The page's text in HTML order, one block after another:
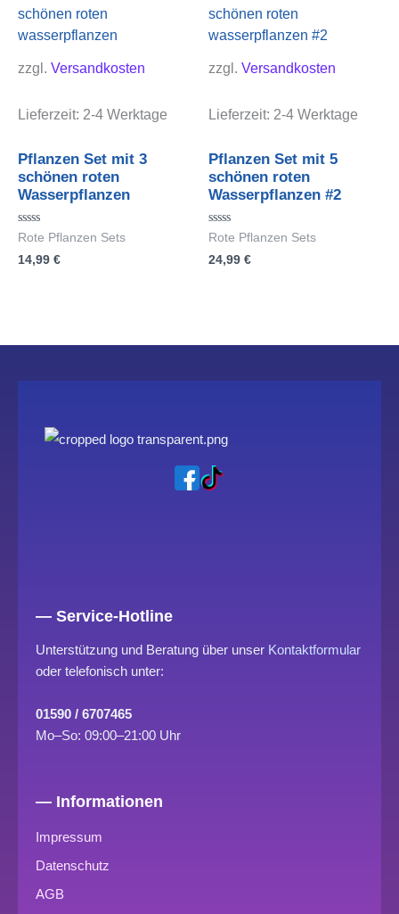
zzgl. Versandkosten
Lieferzeit: 2-4 Werktage
Pflanzen Set mit 3
schönen roten
Wasserpflanzen
Bewertet
0
Rote Pflanzen Sets
14,99 €
zzgl. Versandkosten
Lieferzeit: 2-4 Werktage
Pflanzen Set mit 5
schönen roten
Wasserpflanzen #2
Bewertet
0
Rote Pflanzen Sets
24,99 €
— Service-Hotline
Unterstützung und Beratung über unser Kontaktformular
oder telefonisch unter:
01590 / 6707465
Mo–So: 09:00–21:00 Uhr
— Informationen
Impressum
Datenschutz
AGB